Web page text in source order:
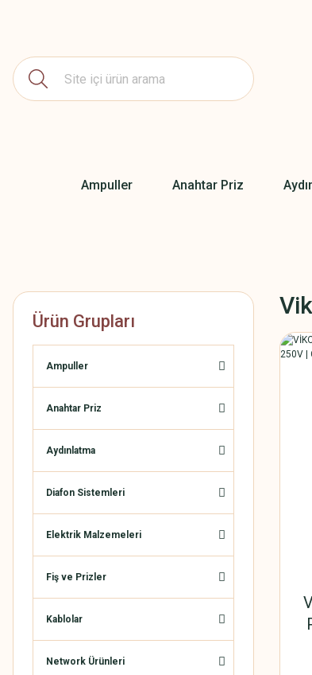
Ampuller Anahtar Priz
Ürün Grupları
Ampuller
Anahtar Priz
Aydınlatma
Diafon Sistemleri
Elektrik Malzemeleri
Fiş ve Prizler
Kablolar
Network Ürünleri